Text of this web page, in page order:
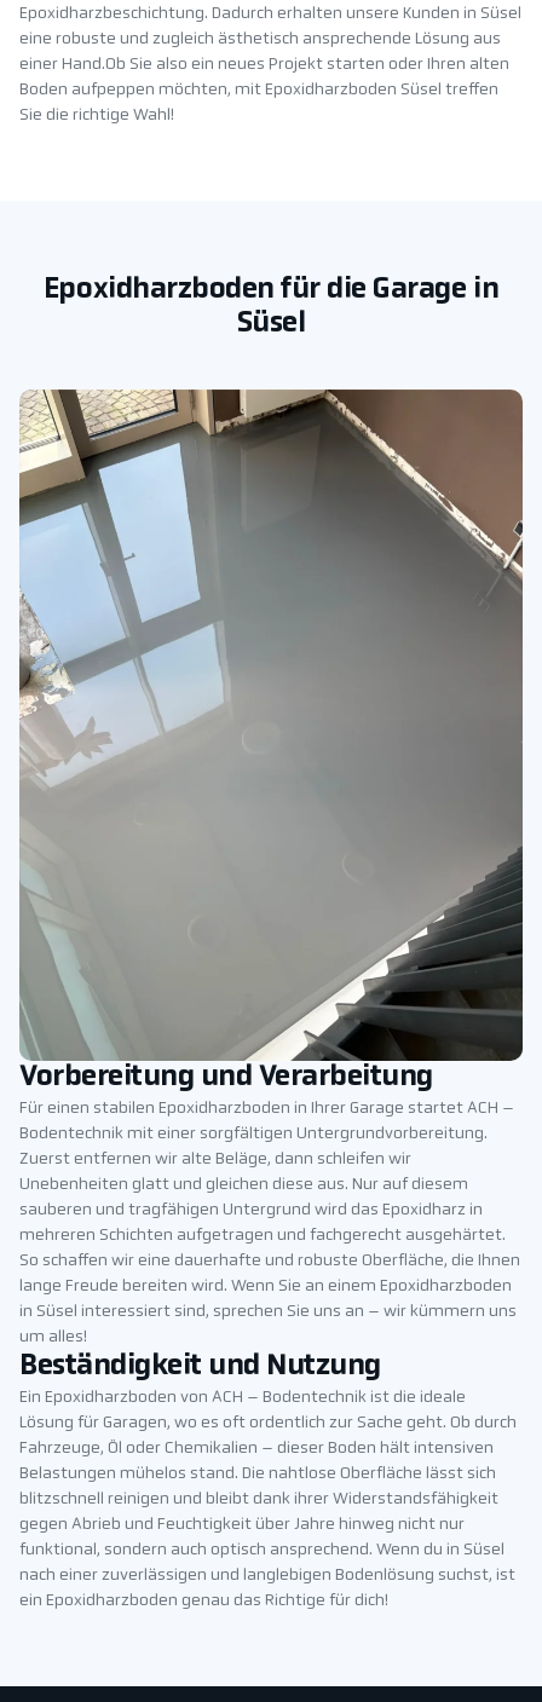
Epoxidharzbeschichtung. Dadurch erhalten unsere Kunden in Süsel
eine robuste und zugleich ästhetisch ansprechende Lösung aus
einer Hand.Ob Sie also ein neues Projekt starten oder Ihren alten
Boden aufpeppen möchten, mit Epoxidharzboden Süsel treffen
Sie die richtige Wahl!
Epoxidharzboden für die Garage in
Süsel
Vorbereitung und Verarbeitung
Für einen stabilen Epoxidharzboden in Ihrer Garage startet ACH –
Bodentechnik mit einer sorgfältigen Untergrundvorbereitung.
Zuerst entfernen wir alte Beläge, dann schleifen wir
Unebenheiten glatt und gleichen diese aus. Nur auf diesem
sauberen und tragfähigen Untergrund wird das Epoxidharz in
mehreren Schichten aufgetragen und fachgerecht ausgehärtet.
So schaffen wir eine dauerhafte und robuste Oberfläche, die Ihnen
lange Freude bereiten wird. Wenn Sie an einem Epoxidharzboden
in Süsel interessiert sind, sprechen Sie uns an – wir kümmern uns
um alles!
Beständigkeit und Nutzung
Ein Epoxidharzboden von ACH – Bodentechnik ist die ideale
Lösung für Garagen, wo es oft ordentlich zur Sache geht. Ob durch
Fahrzeuge, Öl oder Chemikalien – dieser Boden hält intensiven
Belastungen mühelos stand. Die nahtlose Oberfläche lässt sich
blitzschnell reinigen und bleibt dank ihrer Widerstandsfähigkeit
gegen Abrieb und Feuchtigkeit über Jahre hinweg nicht nur
funktional, sondern auch optisch ansprechend. Wenn du in Süsel
nach einer zuverlässigen und langlebigen Bodenlösung suchst, ist
ein Epoxidharzboden genau das Richtige für dich!